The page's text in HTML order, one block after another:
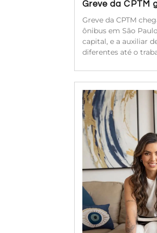
Greve da CPTM
Greve da CPTM
ônibus em São
capital, e a auxiliar
diferentes até o